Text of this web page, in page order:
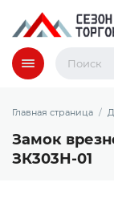
Меню
Главная страница
Замок
ЗК303Н-01